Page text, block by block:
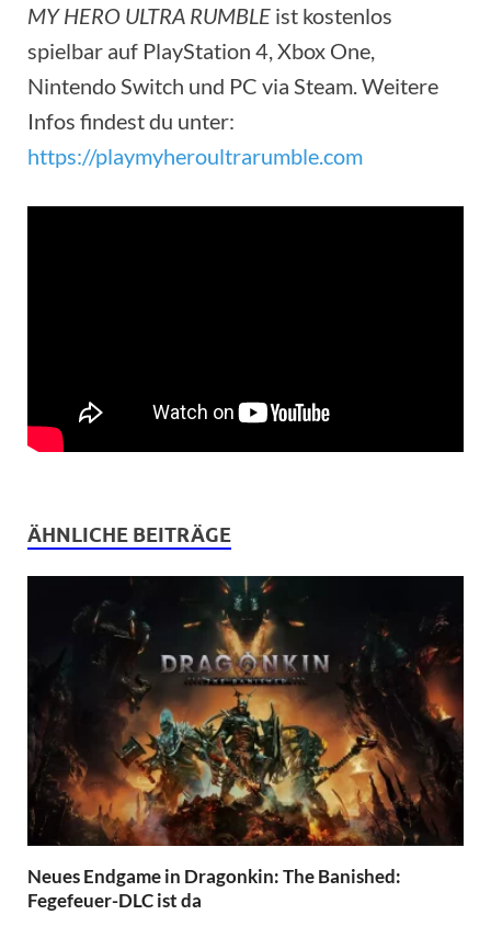
MY HERO ULTRA RUMBLE ist kostenlos
spielbar auf PlayStation 4, Xbox One,
Nintendo Switch und PC via Steam. Weitere
Infos findest du unter:
https://playmyheroultrarumble.com
ÄHNLICHE BEITRÄGE
Neues Endgame in Dragonkin: The Banished:
Fegefeuer-DLC ist da